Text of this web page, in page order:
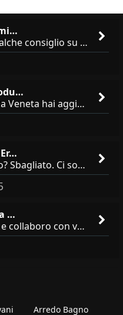
Ciao a tutti, sto cercando qualche consiglio su **marchi/produttori di cucine in stile alpino, montano o dolomitico**,
Difficile fare un confronto! Da Veneta hai aggiunto i pensili a tutta altezza e una colonna dispensa da 30, che da soli
Chiudi tutto e parti tranquillo? Sbagliato. Ci sono 3 comportamenti che dicono ai ladri &quot;sono via per due settimane
…
In realtà, io sono del settore e collaboro con vari negozi, ti possono dire che sono tutti brand abbastanza simili come
Arredo Bagno